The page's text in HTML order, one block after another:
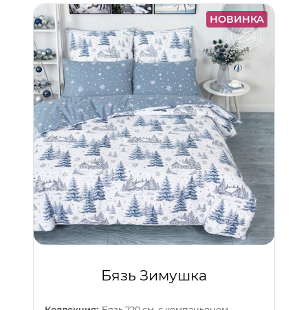
НОВИНКА
Бязь Зимушка